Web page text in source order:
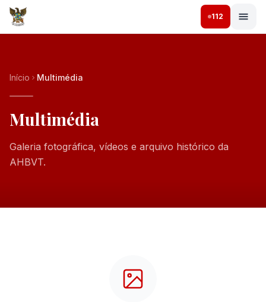
112
Início Multimédia
Multimédia
Galeria fotográfica, vídeos e arquivo histórico da
AHBVT.